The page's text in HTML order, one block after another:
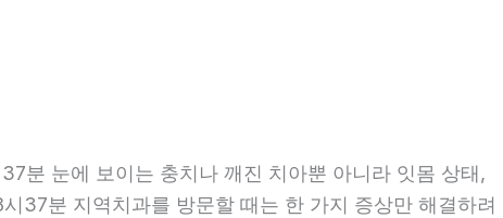
분 눈에 보이는 충치나 깨진 치아뿐 아니라 잇몸 상태,
37분 지역치과를 방문할 때는 한 가지 증상만 해결하려